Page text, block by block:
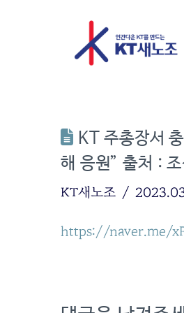
KT 주총장서
해 응원” 출처 :
KT새노조
https://naver.me/